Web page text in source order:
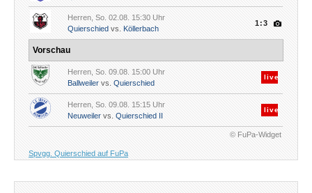
Herren, So. 02.08. 15:30 Uhr
Quierschied vs. Köllerbach
1:3
Vorschau
Herren, So. 09.08. 15:00 Uhr
Ballweiler vs. Quierschied
live
Herren, So. 09.08. 15:15 Uhr
Neuweiler vs. Quierschied II
live
© FuPa-Widget
Spvgg. Quierschied auf FuPa